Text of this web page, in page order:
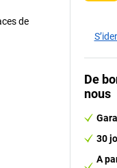
de
De
nous
30
A